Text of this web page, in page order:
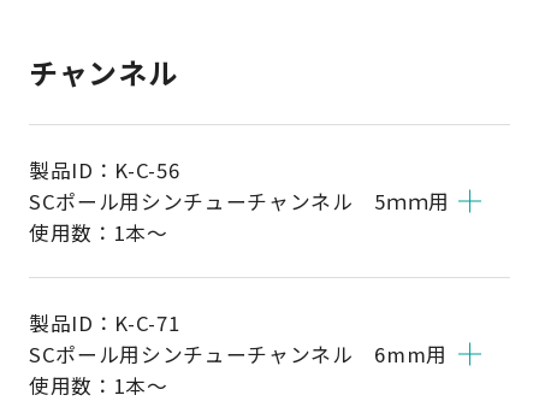
チャンネル
製品ID： K-C-56
SCポール用シンチューチャンネル 5ｍｍ用
使用数：1本～
製品ID： K-C-71
SCポール用シンチューチャンネル 6mm用
使用数：1本～